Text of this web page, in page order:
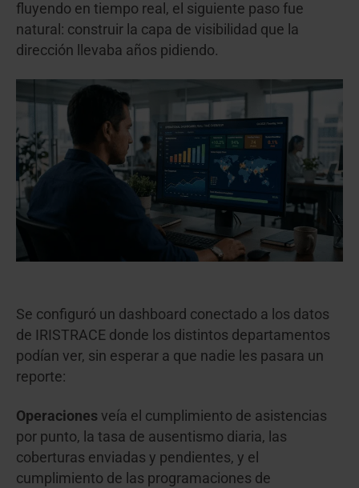
fluyendo en tiempo real, el siguiente paso fue
natural: construir la capa de visibilidad que la
dirección llevaba años pidiendo.
Se configuró un dashboard conectado a los datos
de IRISTRACE donde los distintos departamentos
podían ver, sin esperar a que nadie les pasara un
reporte:
Operaciones veía el cumplimiento de asistencias
por punto, la tasa de ausentismo diaria, las
coberturas enviadas y pendientes, y el
cumplimiento de las programaciones de